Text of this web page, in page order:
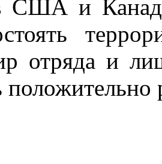
США и
отряда и
положительно